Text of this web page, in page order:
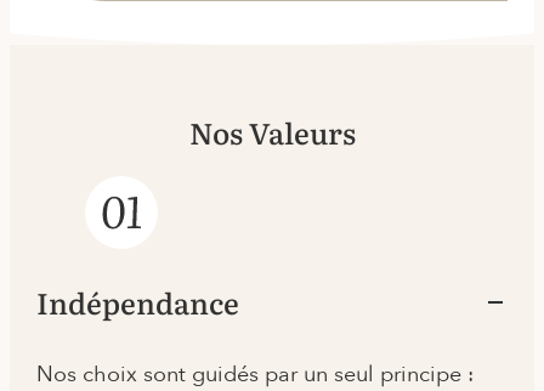
Nos Valeurs
Indépendance
Nos choix sont guidés par un seul principe :